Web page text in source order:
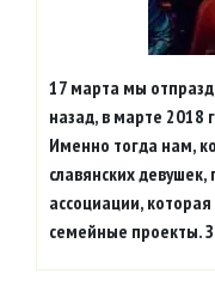
17 марта мы
назад, в марте 2018
Именно тогда нам,
славянских
ассоциации,
семейные проекты.